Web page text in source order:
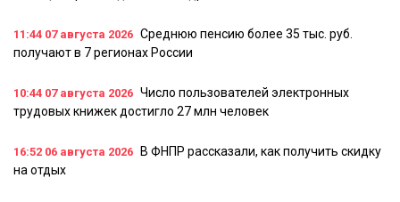
11:44 07 августа 2026 Среднюю пенсию более 35 тыс. руб.
получают в 7 регионах России
10:44 07 августа 2026 Число пользователей электронных
трудовых книжек достигло 27 млн человек
16:52 06 августа 2026
В ФНПР рассказали, как получить скидку
на отдых